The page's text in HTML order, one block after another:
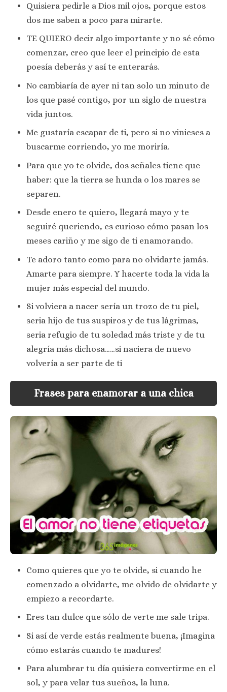
Quisiera pedirle a Dios mil ojos, porque estos
dos me saben a poco para mirarte.
TE QUIERO decir algo importante y no sé cómo
comenzar, creo que leer el principio de esta
poesía deberás y así te enterarás.
No cambiaría de ayer ni tan solo un minuto de
los que pasé contigo, por un siglo de nuestra
vida juntos.
Me gustaría escapar de ti, pero si no vinieses a
buscarme corriendo, yo me moriría.
Para que yo te olvide, dos señales tiene que
haber: que la tierra se hunda o los mares se
separen.
Desde enero te quiero, llegará mayo y te
seguiré queriendo, es curioso cómo pasan los
meses cariño y me sigo de ti enamorando.
Te adoro tanto como para no olvidarte jamás.
Amarte para siempre. Y hacerte toda la vida la
mujer más especial del mundo.
Si volviera a nacer sería un trozo de tu piel,
seria hijo de tus suspiros y de tus lágrimas,
seria refugio de tu soledad más triste y de tu
alegría más dichosa……si naciera de nuevo
volvería a ser parte de ti
Frases para enamorar a una chica
Como quieres que yo te olvide, si cuando he
comenzado a olvidarte, me olvido de olvidarte y
empiezo a recordarte.
Eres tan dulce que sólo de verte me sale tripa.
Si así de verde estás realmente buena, ¡Imagina
cómo estarás cuando te madures!
Para alumbrar tu día quisiera convertirme en el
sol, y para velar tus sueños, la luna.